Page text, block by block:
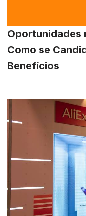
Oportunidades
Como se
Benefícios